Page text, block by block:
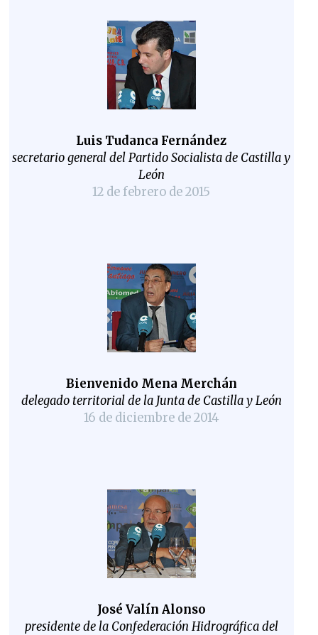
Luis Tudanca Fernández
secretario general del Partido Socialista de Castilla y
León
12 de febrero de 2015
Bienvenido Mena Merchán
delegado territorial de la Junta de Castilla y León
16 de diciembre de 2014
José Valín Alonso
presidente de la Confederación Hidrográfica del